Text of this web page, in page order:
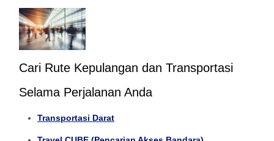
Cari Rute Kepulangan dan Transportasi
Selama Perjalanan Anda
Transportasi Darat